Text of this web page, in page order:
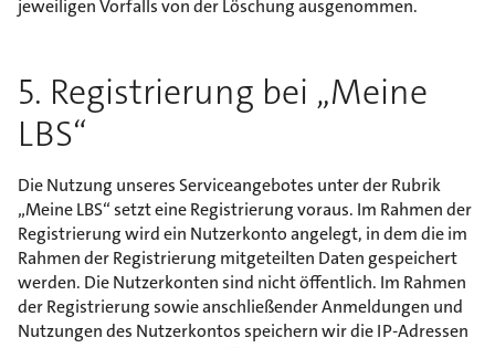
jeweiligen Vorfalls von der Löschung ausgenommen.
5. Registrierung bei „Meine
LBS“
Die Nutzung unseres Serviceangebotes unter der Rubrik
„Meine LBS“ setzt eine Registrierung voraus. Im Rahmen der
Registrierung wird ein Nutzerkonto angelegt, in dem die im
Rahmen der Registrierung mitgeteilten Daten gespeichert
werden. Die Nutzerkonten sind nicht öffentlich. Im Rahmen
der Registrierung sowie anschließender Anmeldungen und
Nutzungen des Nutzerkontos speichern wir die IP-Adressen